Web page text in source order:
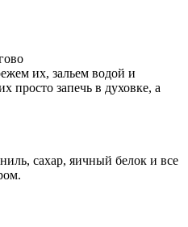
их, зальем водой и
просто запечь в духовке, а
сахар, яичный белок и все